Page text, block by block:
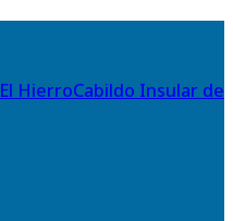
Cabildo Insular de